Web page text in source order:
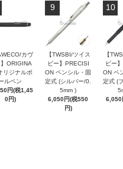
カヴ
】ORIGINA
リジナルボ
ルペン
円(税1,45
0円)
9
【TWSBI/ツイス
ビー】PRECISI
ON ペンシル・固
定式 (シルバー/0.
5mm )
6,050円(税550
円)
10
【
ビー
ON ペ
定式 (
6,050